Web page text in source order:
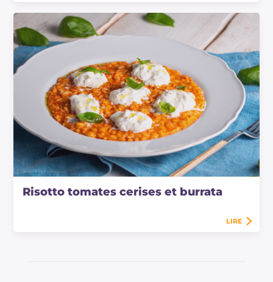
Risotto tomates cerises et burrata
LIRE